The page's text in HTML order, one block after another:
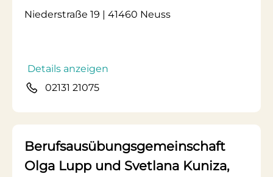
Niederstraße 19 | 41460 Neuss
Details anzeigen
02131 21075
Berufsausübungsgemeinschaft
Olga Lupp und Svetlana Kuniza,